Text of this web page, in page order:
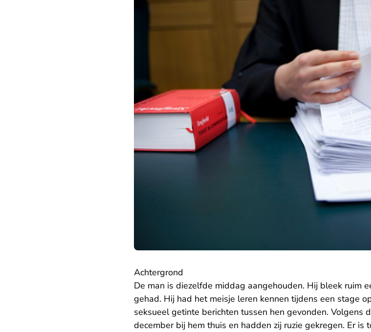
Achtergrond
De man is diezelfde middag aangehouden. Hij bleek ruim
gehad. Hij had het meisje leren kennen tijdens een stage
seksueel getinte berichten tussen hen gevonden. Volgens
december bij hem thuis en hadden zij ruzie gekregen. Er